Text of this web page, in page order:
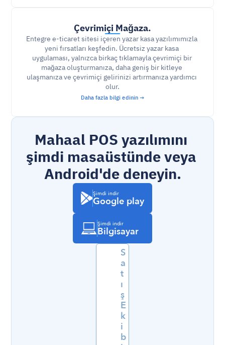
Çevrimiçi Mağaza.
Entegre e-ticaret sitesi içeren yazar kasa yazılımımızla
yeni fırsatları keşfedin. Ücretsiz yazar kasa
uygulaması, yalnızca birkaç tıklamayla çevrimiçi bir
mağaza oluşturmanıza, daha geniş bir kitleye
ulaşmanıza ve çevrimiçi gelirinizi artırmanıza yardımcı
olur.
Daha fazla bilgi edinin →
Mahaal POS yazılımını
şimdi masaüstünde veya
Android'de deneyin.
Şimdi indir
Google play
Şimdi indir
Bilgisayar
S
a
t
ı
ş
E
k
i
b